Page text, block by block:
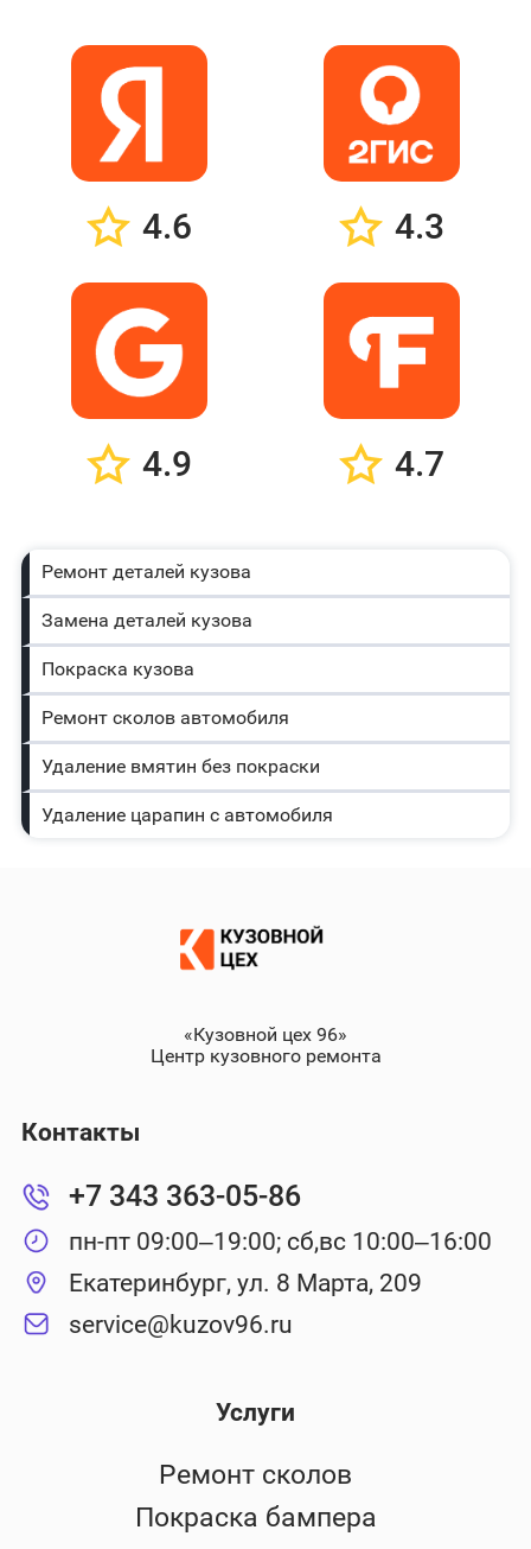
4.6 4.3
4.9 4.7
Ремонт деталей кузова
Замена деталей кузова
Покраска кузова
Ремонт сколов автомобиля
Удаление вмятин без покраски
Удаление царапин с автомобиля
«Кузовной цех 96»
Центр кузовного ремонта
Услуги
Ремонт сколов
Покраска бампера
Контакты
+7 343 363-05-86
пн-пт 09:00–19:00; сб,вс 10:00–16:00
Екатеринбург, ул. 8 Марта, 209
service@kuzov96.ru